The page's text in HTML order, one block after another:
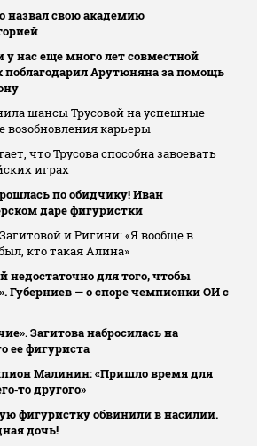
назвал свою академию
у нас еще много лет совместной
поблагодарил Арутюняна за помощь
шансы Трусовой на успешные
возобновления карьеры
что Трусова способна завоевать
играх
по обидчику! Иван
даре фигуристки
и Ригини: «Я вообще в
кто такая Алина»
недостаточно для того, чтобы
Губерниев — о споре чемпионки ОИ с
Загитова набросилась на
ее фигуриста
Малинин: «Пришло время для
другого»
фигуристку обвинили в насилии.
дочь!